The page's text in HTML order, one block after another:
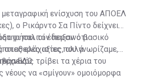
ενίσχυση του ΑΠΟΕΛ
ο Ρικάρντο Σα Πίντο δείχνει
τον περσινό βασικό
ελάχιστες, αλλά
οι παλιοί έδειξαν ότι
σταθερές αξίες που γνωρίζαμε,
τρίβει τα χέρια του
νέους να «σμίγουν» ομοιόμορφα
ΕΔΩ.